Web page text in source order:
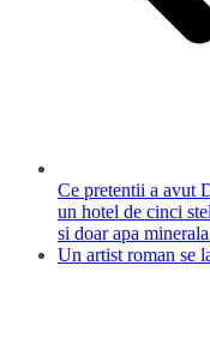
Ce pretentii a avut
un hotel de cinci
si doar apa
Un artist roman se